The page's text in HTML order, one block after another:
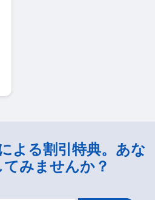
よる割引特典。あな
みませんか？